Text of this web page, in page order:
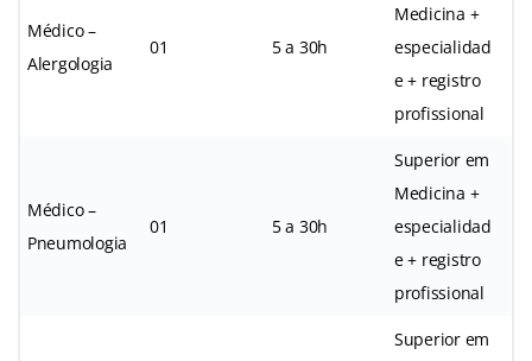
Médico –
Alergologia
01 5 a 30h
Medicina +
especialidad
e + registro
profissional
Médico –
Pneumologia
01 5 a 30h
Superior em
Medicina +
especialidad
e + registro
profissional
Superior em